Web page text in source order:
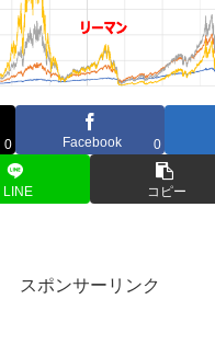
0 Facebook 0
LINE コピー
スポンサーリンク